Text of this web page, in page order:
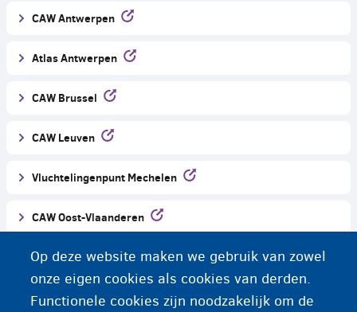
CAW Antwerpen
Atlas Antwerpen
CAW Brussel
CAW Leuven
Vluchtelingenpunt Mechelen
CAW Oost-Vlaanderen
Infopunt Migratie Gent
CAW West-Vlaanderen
Op deze website maken we gebruik van zowel
onze eigen cookies als cookies van derden.
Functionele cookies zijn noodzakelijk om de